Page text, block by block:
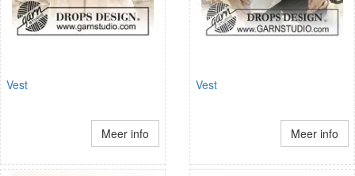
Vest
Meer info
Vest
Meer info